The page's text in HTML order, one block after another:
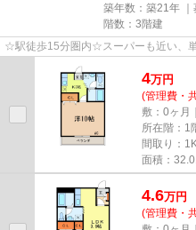
築年数：築21年 ｜
階数：3階建
☆駅徒歩15分圏内☆スーパーも近い、
4万円
(管理費・
敷：0ヶ月
所在階：1
間取り：1K
面積：
4.6万円
(管理費・